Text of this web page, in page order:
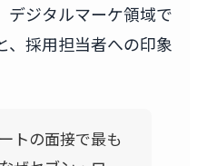
デジタルマーケ領域で
、採用担当者への印象
トの面接で最も